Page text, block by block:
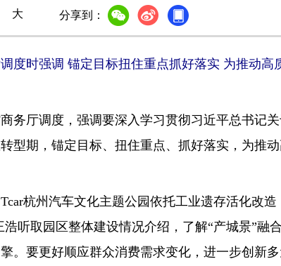
大 分享到：
度时强调 锚定目标扭住重点抓好落实 为推动高
厅调度，强调要深入学习贯彻习近平总书记
型期，锚定目标、扭住重点、抓好落实，为推
杭州汽车文化主题公园依托工业遗存活化改造
听取园区整体建设情况介绍，了解“产城景”融
。要更好顺应群众消费需求变化，进一步创新